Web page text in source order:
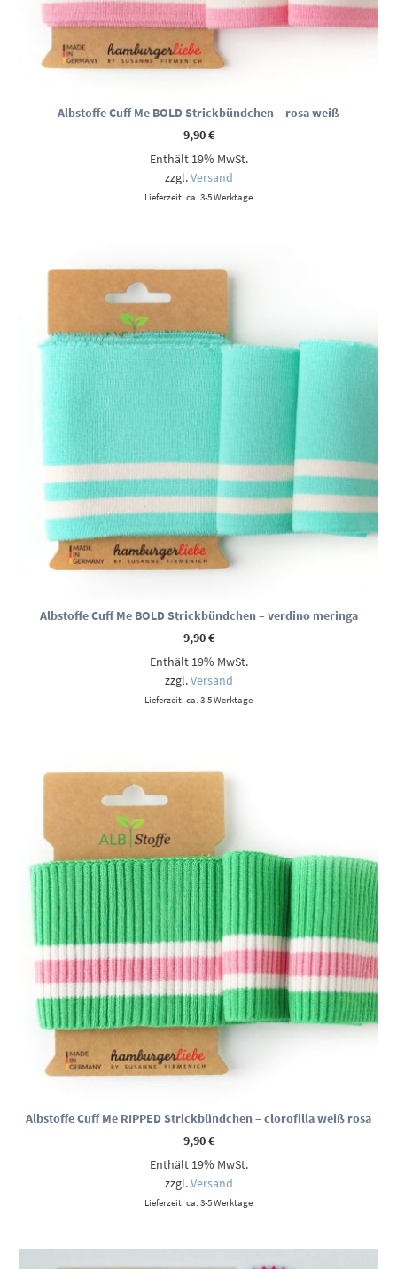
Albstoffe Cuff Me BOLD Strickbündchen – rosa weiß
9,90€
Enthält 19% MwSt.
zzgl.Versand
Lieferzeit: ca. 3-5 Werktage
Albstoffe Cuff Me BOLD Strickbündchen – verdino meringa
9,90€
Enthält 19% MwSt.
zzgl.Versand
Lieferzeit: ca. 3-5 Werktage
Albstoffe Cuff Me RIPPED Strickbündchen – clorofilla weiß rosa
9,90€
Enthält 19% MwSt.
zzgl.Versand
Lieferzeit: ca. 3-5 Werktage